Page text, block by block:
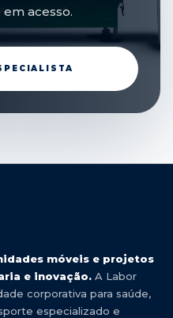
acesso.
móveis e projetos
e inovação. A Labor
corporativa para saúde,
especializado e